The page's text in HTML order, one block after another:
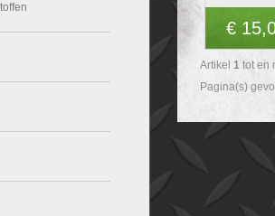
€
Artikel 1 tot en
Pagina(s)